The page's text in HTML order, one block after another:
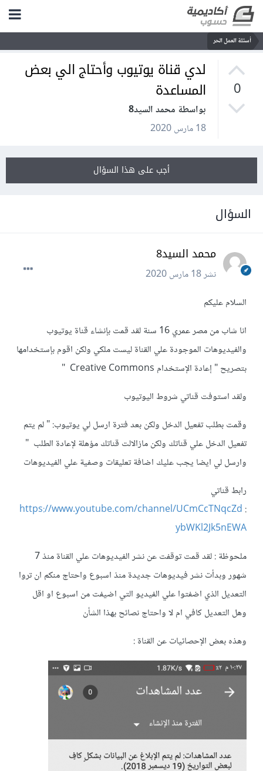
أسئلة العمل الحر
0
لدي قناة يوتيوب وأحتاج الي بعض
المساعدة
بواسطة محمد السيد8
18 مارس 2020
أجب على هذا السؤال
السؤال
محمد السيد8
نشر18 مارس 2020
السلام عليكم
انا شاب من مصر عمري 16 سنة لقد قمت بإنشاء قناة يوتيوب
والفيديوهات الموجودة علي القناة ليست ملكي ولكن اقوم بإستخدامها
بتصريح " إعادة الإستخدام Creative Commons "
ولقد استوفت قناتي شروط اليوتيوب
وقمت بطلب تفعيل الدخل ولكن بعد فترة ارسل لي يوتيوب: " لم يتم
تفعيل الدخل علي قناتك ولكن مازالالت قناتك مؤهلة لإعادة الطلب "
وارسل لي ايضا يجب عليك اضافة تعليقات وصفية علي الفيديوهات
رابط قناتي
:
https://www.youtube.com/channel/UCmCcTNqcZd
ybWKl2Jk5nEWA
ملحوظة : لقد قمت توقفت عن نشر الفيديوهات علي القناة منذ 7
شهور وبدأت نشر فيديوهات جديدة منذ اسبوع واحتاج منكم ان تروا
التعديل الذي اضفتوا علي الفيديو التي اضيفت من اسبوع او اقل
وهل التعديل كافي ام لا واحتاج نصائح بهذا الشأن
وهذه بعض الإحصائيات عن القناة :